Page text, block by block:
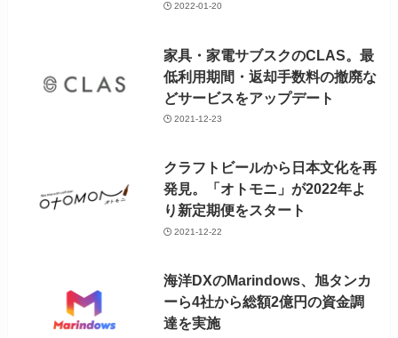
2022-01-20
家具・家電サブスクのCLAS。最
低利用期間・返却手数料の撤廃な
どサービスをアップデート
2021-12-23
クラフトビールから日本文化を再
発見。「オトモニ」が2022年よ
り新定期便をスタート
2021-12-22
海洋DXのMarindows、旭タンカ
ーら4社から総額2億円の資金調
達を実施